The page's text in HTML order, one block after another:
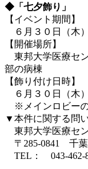
◆「七夕飾り」
【イベント期間】
６月３０日（木
【開催場所】
東邦大学医療セ
部の病棟
【飾り付け日時】
６月３０日（木
※メインロビーの
▼本件に関する問
東邦大学医療セ
〒285-0841 千葉
TEL： 043-462-